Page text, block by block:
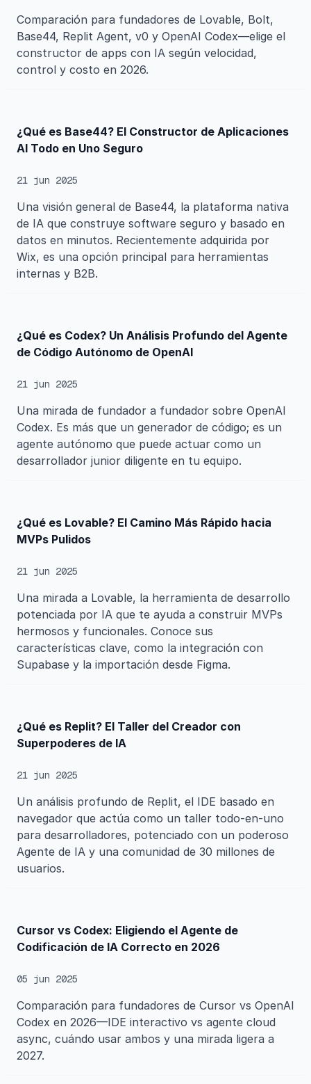
Comparación para fundadores de Lovable, Bolt,
Base44, Replit Agent, v0 y OpenAI Codex—elige el
constructor de apps con IA según velocidad,
control y costo en 2026.
¿Qué es Base44? El Constructor de Aplicaciones
AI Todo en Uno Seguro
21 jun 2025
Una visión general de Base44, la plataforma nativa
de IA que construye software seguro y basado en
datos en minutos. Recientemente adquirida por
Wix, es una opción principal para herramientas
internas y B2B.
¿Qué es Codex? Un Análisis Profundo del Agente
de Código Autónomo de OpenAI
21 jun 2025
Una mirada de fundador a fundador sobre OpenAI
Codex. Es más que un generador de código; es un
agente autónomo que puede actuar como un
desarrollador junior diligente en tu equipo.
¿Qué es Lovable? El Camino Más Rápido hacia
MVPs Pulidos
21 jun 2025
Una mirada a Lovable, la herramienta de desarrollo
potenciada por IA que te ayuda a construir MVPs
hermosos y funcionales. Conoce sus
características clave, como la integración con
Supabase y la importación desde Figma.
¿Qué es Replit? El Taller del Creador con
Superpoderes de IA
21 jun 2025
Un análisis profundo de Replit, el IDE basado en
navegador que actúa como un taller todo-en-uno
para desarrolladores, potenciado con un poderoso
Agente de IA y una comunidad de 30 millones de
usuarios.
Cursor vs Codex: Eligiendo el Agente de
Codificación de IA Correcto en 2026
05 jun 2025
Comparación para fundadores de Cursor vs OpenAI
Codex en 2026—IDE interactivo vs agente cloud
async, cuándo usar ambos y una mirada ligera a
2027.